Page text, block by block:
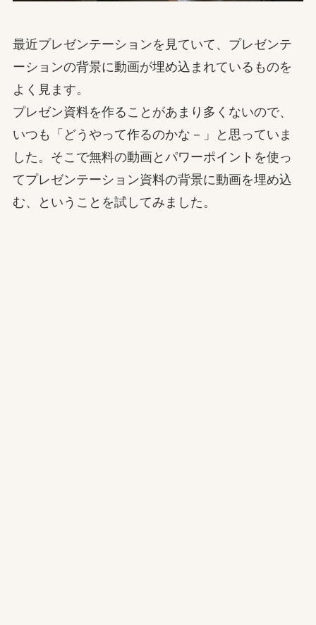
最近プレゼンテーションを見ていて、プレゼンテ
ーションの背景に動画が埋め込まれているものを
よく見ます。
プレゼン資料を作ることがあまり多くないので、
いつも「どうやって作るのかな－」と思っていま
した。そこで無料の動画とパワーポイントを使っ
てプレゼンテーション資料の背景に動画を埋め込
む、ということを試してみました。